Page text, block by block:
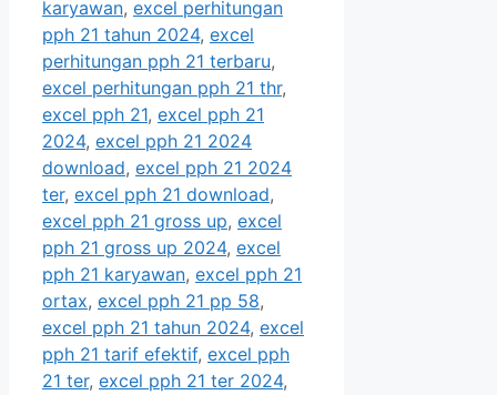
karyawan, excel perhitungan
pph 21 tahun 2024, excel
perhitungan pph 21 terbaru,
excel perhitungan pph 21 thr,
excel pph 21, excel pph 21
2024, excel pph 21 2024
download, excel pph 21 2024
ter, excel pph 21 download,
excel pph 21 gross up, excel
pph 21 gross up 2024, excel
pph 21 karyawan, excel pph 21
ortax, excel pph 21 pp 58,
excel pph 21 tahun 2024, excel
pph 21 tarif efektif, excel pph
21 ter, excel pph 21 ter 2024,